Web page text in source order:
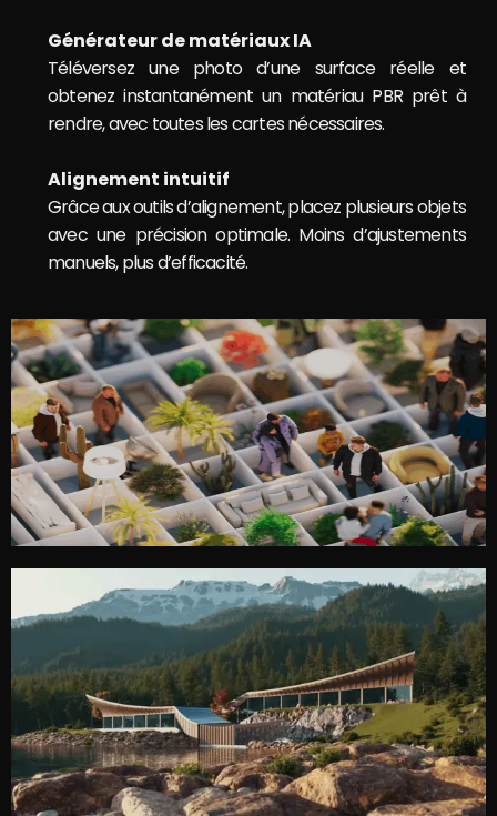
Générateur de matériaux IA
Téléversez une photo d’une surface réelle et
obtenez instantanément un matériau PBR prêt à
rendre, avec toutes les cartes nécessaires.
Alignement intuitif
Grâce aux outils d’alignement, placez plusieurs objets
avec une précision optimale. Moins d’ajustements
manuels, plus d’efficacité.